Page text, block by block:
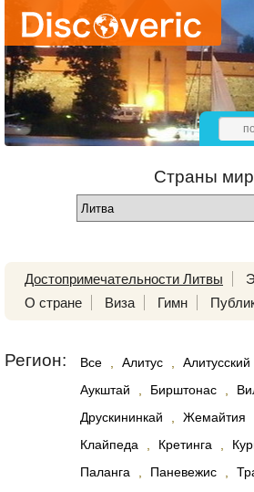
Страны
Достопримечательности Литвы
О стране
Виза Гимн
Регион: Все Алитус
Аукштай
Бирштонас
Друскининкай
Жемайтия
Клайпеда
Кретинга
Паланга
Паневежис